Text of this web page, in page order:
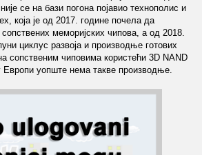
се на бази погона појавио технополис и
која је од 2017. године почела да
меморијских чипова, а од 2018.
циклус развоја и производње готових
сопственим чиповима користећи 3D NAND
Европи уопште нема такве производње.